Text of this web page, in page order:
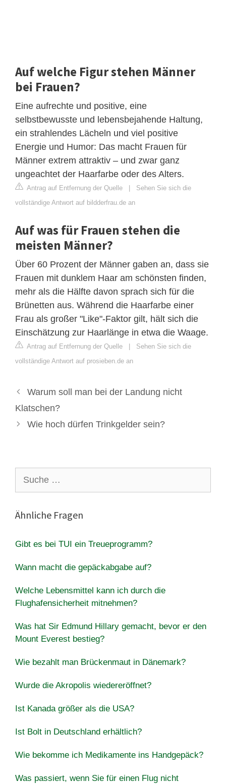
Auf welche Figur stehen Männer
bei Frauen?
Eine aufrechte und positive, eine
selbstbewusste und lebensbejahende Haltung,
ein strahlendes Lächeln und viel positive
Energie und Humor: Das macht Frauen für
Männer extrem attraktiv – und zwar ganz
ungeachtet der Haarfarbe oder des Alters.
Antrag auf Entfernung der Quelle | Sehen Sie sich die
vollständige Antwort auf bildderfrau.de an
Auf was für Frauen stehen die
meisten Männer?
Über 60 Prozent der Männer gaben an, dass sie
Frauen mit dunklem Haar am schönsten finden,
mehr als die Hälfte davon sprach sich für die
Brünetten aus. Während die Haarfarbe einer
Frau als großer "Like"-Faktor gilt, hält sich die
Einschätzung zur Haarlänge in etwa die Waage.
Antrag auf Entfernung der Quelle | Sehen Sie sich die
vollständige Antwort auf prosieben.de an
Warum soll man bei der Landung nicht
Klatschen?
Wie hoch dürfen Trinkgelder sein?
nach:
Ähnliche Fragen
Gibt es bei TUI ein Treueprogramm?
Wann macht die gepäckabgabe auf?
Welche Lebensmittel kann ich durch die
Flughafensicherheit mitnehmen?
Was hat Sir Edmund Hillary gemacht, bevor er den
Mount Everest bestieg?
Wie bezahlt man Brückenmaut in Dänemark?
Wurde die Akropolis wiedereröffnet?
Ist Kanada größer als die USA?
Ist Bolt in Deutschland erhältlich?
Wie bekomme ich Medikamente ins Handgepäck?
Was passiert, wenn Sie für einen Flug nicht